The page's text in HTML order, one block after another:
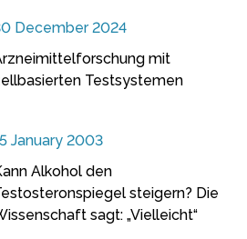
December 2024
mit
Testsystemen
January 2003
Alkohol den
steigern? Die
sagt: „Vielleicht“